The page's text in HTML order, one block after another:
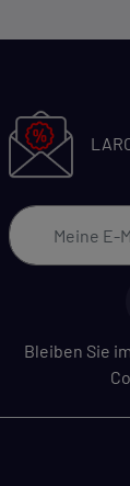
Bleiben Sie